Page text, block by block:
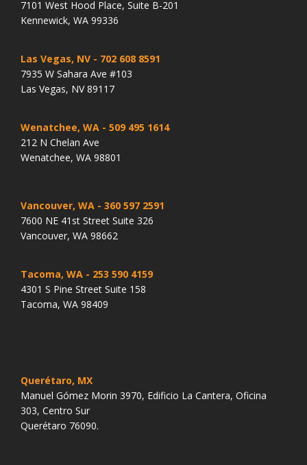
7101 West Hood Place, Suite B-201
Kennewick, WA 99336
Las Vegas, NV - 702 608 8591
7935 W Sahara Ave #103
Las Vegas, NV 89117
Wenatchee, WA - 509 495 1614
212 N Chelan Ave
Wenatchee, WA 98801
Vancouver, WA - 360 597 2591
7600 NE 41st Street Suite 326
Vancouver, WA 98662
Tacoma, WA - 253 590 4159
4301 S Pine Street Suite 158
Tacoma, WA 98409
Querétaro, MX
Manuel Gómez Morin 3970, Edificio La Cantera, Oficina
303, Centro Sur
Querétaro 76090.